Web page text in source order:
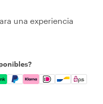
una experiencia
Apple Pay, Google